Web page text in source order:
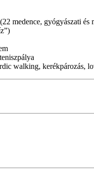
medence, gyógyászati és
walking, kerékpározás,